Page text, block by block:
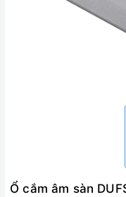
Ổ cắm âm sàn